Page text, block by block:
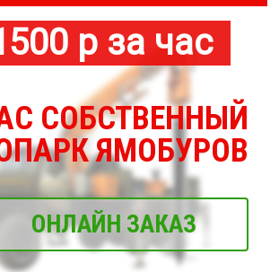
р за час
СОБСТВЕННЫЙ
ЯМОБУРОВ
ОНЛАЙН ЗАКАЗ